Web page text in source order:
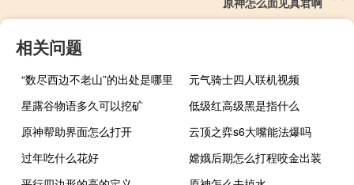
相关问题
“数尽西边不老山”的出处是哪里
元气骑士四人联机视频
星露谷物语多久可以挖矿
低级红高级黑是指什么
原神帮助界面怎么打开
云顶之弈s6大嘴能法爆吗
过年吃什么花好
嫦娥后期怎么打程咬金出装